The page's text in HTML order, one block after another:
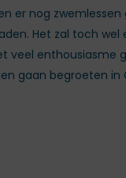
er nog
Het zal toch wel
veel enthousiasme
gaan begroeten in